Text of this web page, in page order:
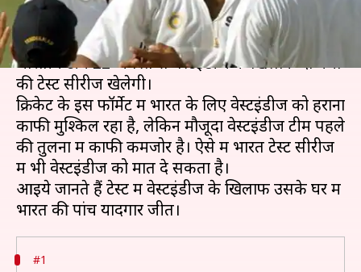
क्या है खबर?
टी-20 और वनडे सीरीज अपने नाम करने के बाद अब
भारतीय टीम 22 अगस्त से वेस्टइंडीज के खिलाफ दो मैचों
की टेस्ट सीरीज खेलेगी।
क्रिकेट के इस फॉर्मेट में भारत के लिए वेस्टइंडीज को हराना
काफी मुश्किल रहा है, लेकिन मौजूदा वेस्टइंडीज टीम पहले
की तुलना में काफी कमजोर है। ऐसे में भारत टेस्ट सीरीज
में भी वेस्टइंडीज को मात दे सकता है।
आइये जानते हैं टेस्ट में वेस्टइंडीज के खिलाफ उसके घर में
#1